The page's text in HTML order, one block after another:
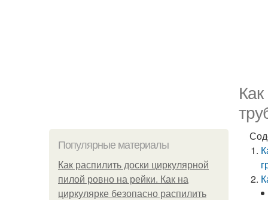
Популярные материалы
Как распилить доски циркулярной
пилой ровно на рейки. Как на
циркулярке безопасно распилить